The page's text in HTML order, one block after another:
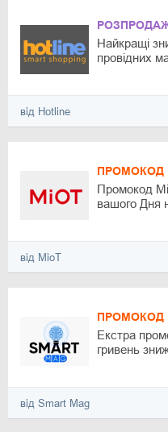
Найкращі
провідних
від Hotline
ПРОМОКОД
Промокод
вашого Дня
від MioT
ПРОМОКОД
Екстра
гривень
від Smart Mag